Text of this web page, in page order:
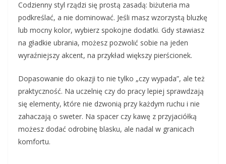
Codzienny styl rządzi się prostą zasadą: biżuteria ma
podkreślać, a nie dominować. Jeśli masz wzorzystą bluzkę
lub mocny kolor, wybierz spokojne dodatki. Gdy stawiasz
na gładkie ubrania, możesz pozwolić sobie na jeden
wyraźniejszy akcent, na przykład większy pierścionek.
Dopasowanie do okazji to nie tylko „czy wypada”, ale też
praktyczność. Na uczelnię czy do pracy lepiej sprawdzają
się elementy, które nie dzwonią przy każdym ruchu i nie
zahaczają o sweter. Na spacer czy kawę z przyjaciółką
możesz dodać odrobinę blasku, ale nadal w granicach
komfortu.